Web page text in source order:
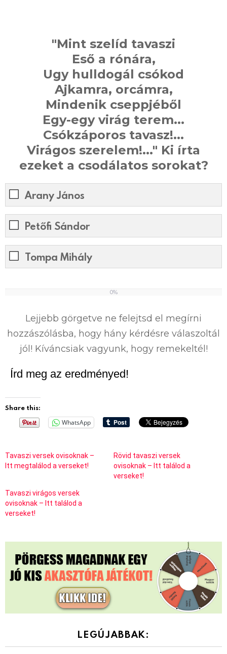
"Mint szelíd tavaszi
Eső a rónára,
Ugy hulldogál csókod
Ajkamra, orcámra,
Mindenik cseppjéből
Egy-egy virág terem...
Csókzáporos tavasz!...
Virágos szerelem!..." Ki írta
ezeket a csodálatos sorokat?
Arany János
Petőfi Sándor
Tompa Mihály
0%
Lejjebb görgetve ne felejtsd el megírni
hozzászólásba, hogy hány kérdésre válaszoltál
jól! Kíváncsiak vagyunk, hogy remekeltél!
Írd meg az eredményed!
Share this:
WhatsApp
Tavaszi versek ovisoknak –
Itt megtalálod a verseket!
Rövid tavaszi versek
ovisoknak – Itt találod a
verseket!
Tavaszi virágos versek
ovisoknak – Itt találod a
verseket!
LEGÚJABBAK: